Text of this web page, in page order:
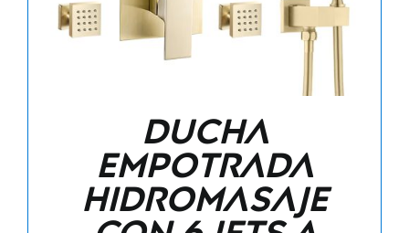
Ducha
empotrada
hidromasaje